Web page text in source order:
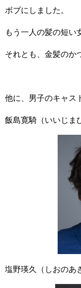
ボブにしました。
もう一人の髪の短い
それとも、金髪のか
他に、男子のキャス
飯島寛騎（いいじま
塩野瑛久（しおのあ